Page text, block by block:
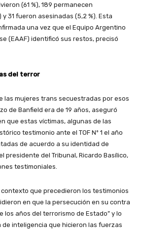
(61 %), 189 permanecen
y 31 fueron asesinadas (5,2 %). Esta
una vez que el Equipo Argentino
(EAAF) identificó sus restos, precisó
del terror
las mujeres trans secuestradas por esos
de Banfield era de 19 años, aseguró
que estas víctimas, algunas de las
testimonio ante el TOF Nº 1 el año
de acuerdo a su identidad de
presidente del Tribunal, Ricardo Basílico,
testimoniales.
que precedieron los testimonios
en que la persecución en su contra
los años del terrorismo de Estado” y lo
inteligencia que hicieron las fuerzas